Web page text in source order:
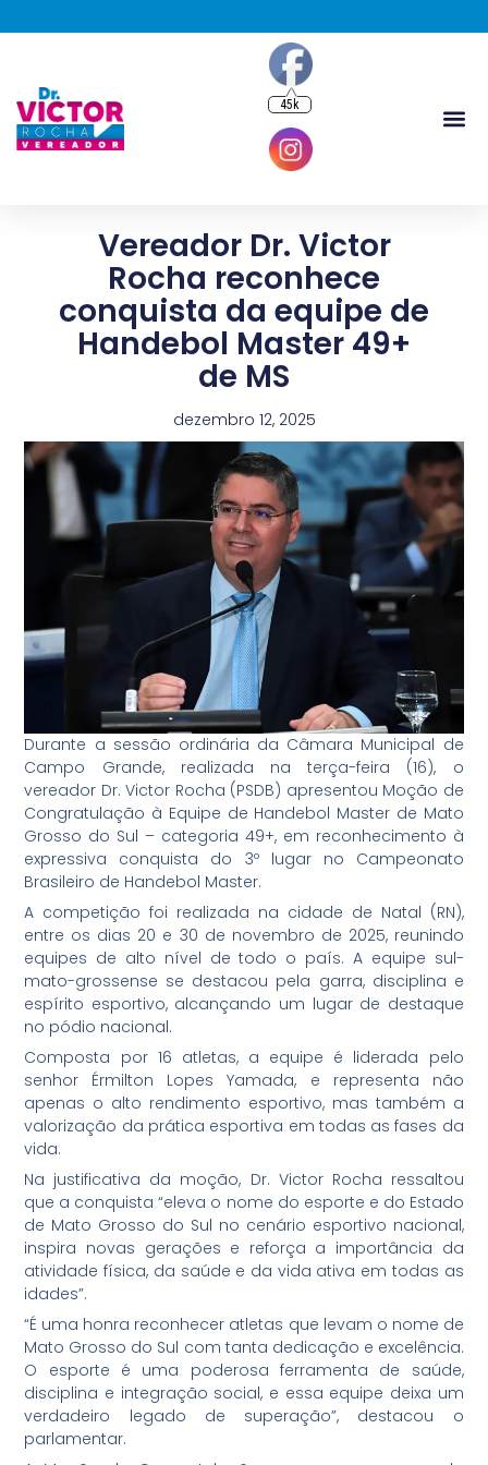
Vereador Dr. Victor
Rocha reconhece
conquista da equipe de
Handebol Master 49+
de MS
dezembro 12, 2025
Durante a sessão ordinária da Câmara Municipal de
Campo Grande, realizada na terça-feira (16), o
vereador Dr. Victor Rocha (PSDB) apresentou Moção de
Congratulação à Equipe de Handebol Master de Mato
Grosso do Sul – categoria 49+, em reconhecimento à
expressiva conquista do 3º lugar no Campeonato
Brasileiro de Handebol Master.
A competição foi realizada na cidade de Natal (RN),
entre os dias 20 e 30 de novembro de 2025, reunindo
equipes de alto nível de todo o país. A equipe sul-
mato-grossense se destacou pela garra, disciplina e
espírito esportivo, alcançando um lugar de destaque
no pódio nacional.
Composta por 16 atletas, a equipe é liderada pelo
senhor Érmilton Lopes Yamada, e representa não
apenas o alto rendimento esportivo, mas também a
valorização da prática esportiva em todas as fases da
vida.
Na justificativa da moção, Dr. Victor Rocha ressaltou
que a conquista “eleva o nome do esporte e do Estado
de Mato Grosso do Sul no cenário esportivo nacional,
inspira novas gerações e reforça a importância da
atividade física, da saúde e da vida ativa em todas as
idades”.
“É uma honra reconhecer atletas que levam o nome de
Mato Grosso do Sul com tanta dedicação e excelência.
O esporte é uma poderosa ferramenta de saúde,
disciplina e integração social, e essa equipe deixa um
verdadeiro legado de superação”, destacou o
parlamentar.
45k